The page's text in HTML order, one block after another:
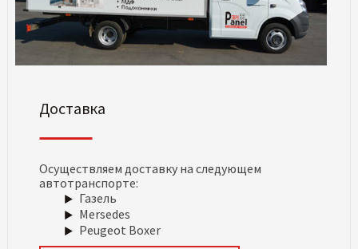
Доставка
Осуществляем доставку на следующем
автотранспорте:
Газель
Mersedes
Peugeot Boxer